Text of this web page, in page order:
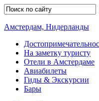
Амстердам, Нидерланды
На заметку туристу
Отели в Амстердаме
Авиабилеты
Гиды & Экскурсии
Бары